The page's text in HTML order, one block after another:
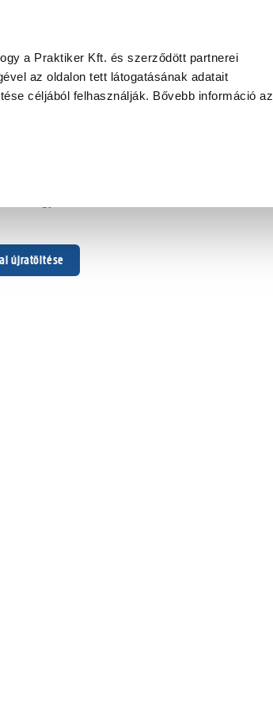
a Praktiker Kft. és szerződött partnerei
az oldalon tett látogatásának adatait
céljából felhasználják. Bővebb információ az
újratöltése